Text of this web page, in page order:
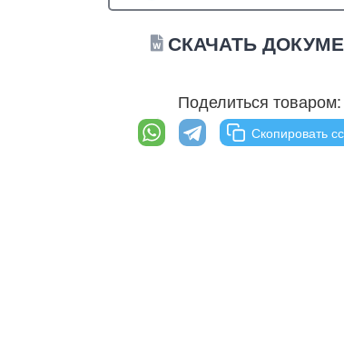
СКАЧАТЬ
Поделиться товаром:
Скопировать